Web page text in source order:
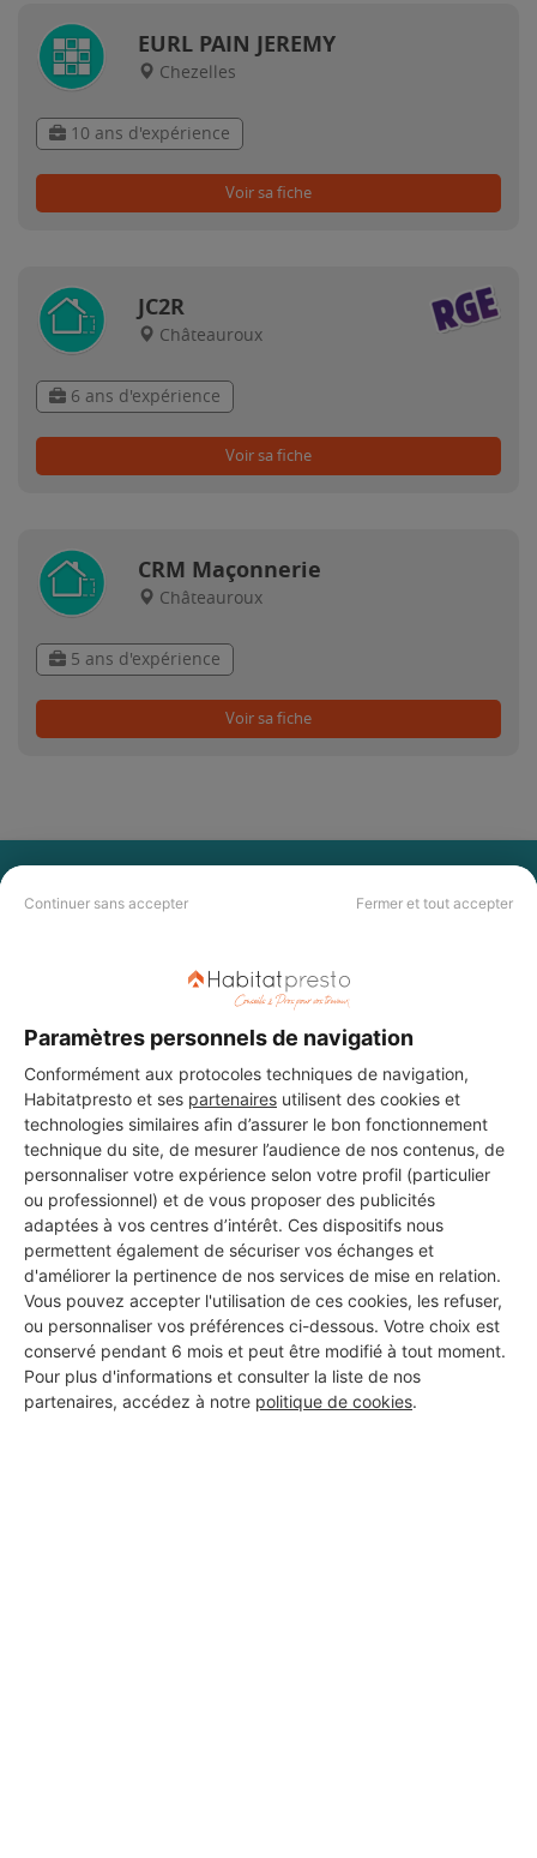
Continuer sans accepter Fermer et tout accepter
Paramètres personnels de navigation
Conformément aux protocoles techniques de navigation,
Habitatpresto et ses partenaires utilisent des cookies et
technologies similaires afin d’assurer le bon fonctionnement
technique du site, de mesurer l’audience de nos contenus, de
personnaliser votre expérience selon votre profil (particulier
ou professionnel) et de vous proposer des publicités
adaptées à vos centres d’intérêt. Ces dispositifs nous
permettent également de sécuriser vos échanges et
d'améliorer la pertinence de nos services de mise en relation.
Vous pouvez accepter l'utilisation de ces cookies, les refuser,
ou personnaliser vos préférences ci-dessous. Votre choix est
conservé pendant 6 mois et peut être modifié à tout moment.
Pour plus d'informations et consulter la liste de nos
partenaires, accédez à notre politique de cookies.
EURL PAIN JEREMY
Chezelles
10 ans d'expérience
Voir sa fiche
JC2R
Châteauroux
6 ans d'expérience
Voir sa fiche
CRM Maçonnerie
Châteauroux
5 ans d'expérience
Voir sa fiche
PAS LE TEMPS DE
Vous souhaitez réaliser des travaux et ne savez quel professionnel
professionnels partout en France.
DEMANDER UN DEVIS